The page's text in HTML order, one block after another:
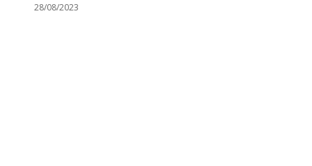
28/08/2023